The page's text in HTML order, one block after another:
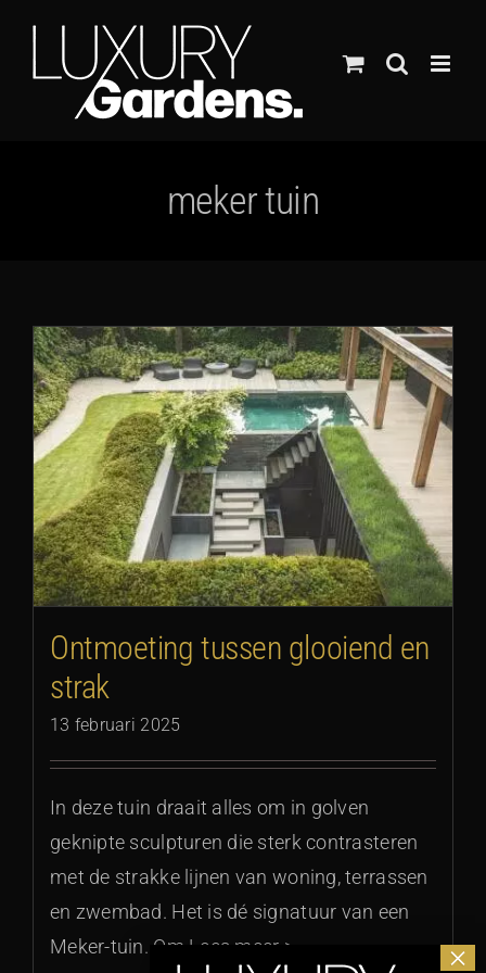
inhoud
meker tuin
Ontmoeting tussen glooiend en
strak
13 februari 2025
In deze tuin draait alles om in golven
geknipte sculpturen die sterk contrasteren
met de strakke lijnen van woning, terrassen
en zwembad. Het is dé signatuur van een
Meker-tuin. Om Lees meer >